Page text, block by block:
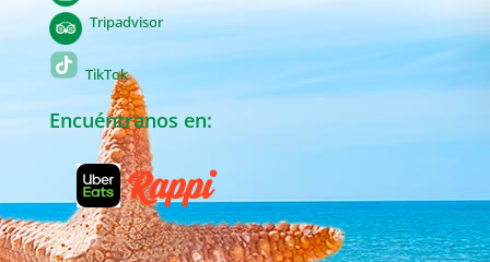
Tripadvisor
TikTok
Encuéntranos en: